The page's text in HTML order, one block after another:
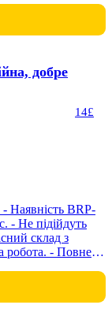
добре
14£
Наявність BRP-
- Не підійдуть
робота. - Повне